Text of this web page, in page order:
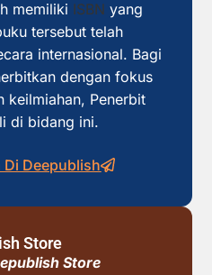
memiliki ISBN yang
tersebut telah
internasional. Bagi
dengan fokus
keilmiahan, Penerbit
di bidang ini.
Di Deepublish
Store
Store